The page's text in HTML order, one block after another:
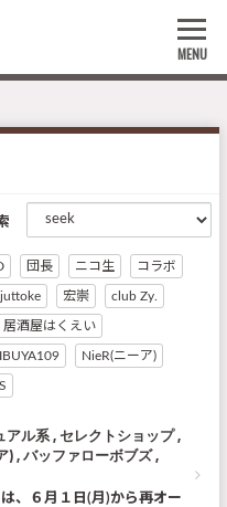
MENU
団長 ニコ生 コラボ
宏崇 club Zy.
居酒屋はくえい
NieR(ニーア)
アル系 セレクトショップ
) バッファローボブズ
、６月１日(月)から再オー